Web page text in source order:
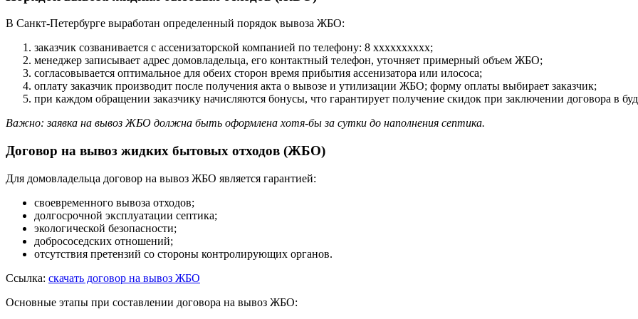
В Санкт-Петербурге выработан определенный порядок вывоза ЖБО:
заказчик созванивается с ассенизаторской компанией по телефону: 8 xxxxxxxxxx;
менеджер записывает адрес домовладельца, его контактный телефон, уточняет примерный объем ЖБО;
согласовывается оптимальное для обеих сторон время прибытия ассенизатора или илососа;
оплату заказчик производит после получения акта о вывозе и утилизации ЖБО; форму оплаты выбирает заказчик;
при каждом обращении заказчику начисляются бонусы, что гарантирует получение скидок при заключении договора в
Важно: заявка на вывоз ЖБО должна быть оформлена хотя-бы за сутки до наполнения септика.
Договор на вывоз жидких бытовых отходов (ЖБО)
Для домовладельца договор на вывоз ЖБО является гарантией:
своевременного вывоза отходов;
долгосрочной эксплуатации септика;
экологической безопасности;
добрососедских отношений;
отсутствия претензий со стороны контролирующих органов.
Ссылка: скачать договор на вывоз ЖБО
Основные этапы при составлении договора на вывоз ЖБО: